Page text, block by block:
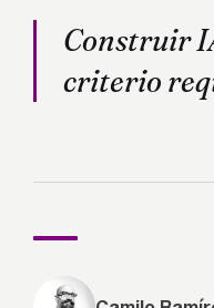
Construir
criterio